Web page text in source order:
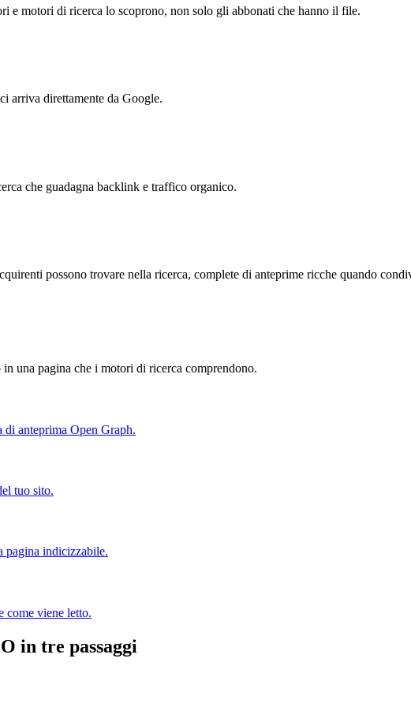
e motori di ricerca lo scoprono, non solo gli abbonati che hanno il file.
arriva direttamente da Google.
che guadagna backlink e traffico organico.
possono trovare nella ricerca, complete di anteprime ricche quando
una pagina che i motori di ricerca comprendono.
di anteprima Open Graph.
tuo sito.
pagina indicizzabile.
come viene letto.
in tre passaggi